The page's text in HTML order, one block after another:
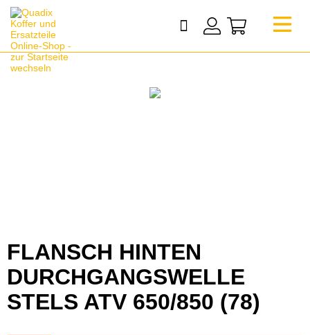
FLANSCH HINTEN
DURCHGANGSWELLE
STELS ATV 650/850 (78)